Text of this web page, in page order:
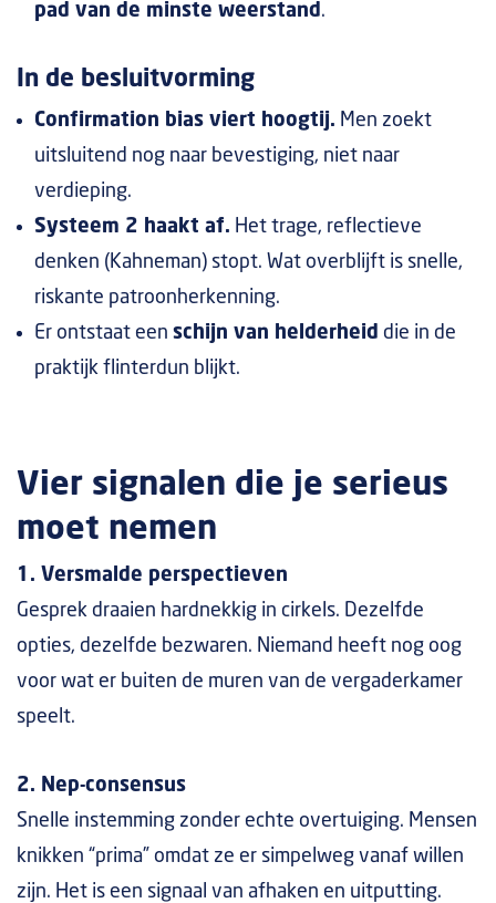
pad van de minste weerstand.
In de besluitvorming
Confirmation bias viert hoogtij. Men zoekt
uitsluitend nog naar bevestiging, niet naar
verdieping.
Systeem 2 haakt af. Het trage, reflectieve
denken (Kahneman) stopt. Wat overblijft is snelle,
riskante patroonherkenning.
Er ontstaat een schijn van helderheid die in de
praktijk flinterdun blijkt.
Vier signalen die je serieus
moet nemen
1. Versmalde perspectieven
Gesprek draaien hardnekkig in cirkels. Dezelfde
opties, dezelfde bezwaren. Niemand heeft nog oog
voor wat er buiten de muren van de vergaderkamer
speelt.
2. Nep-consensus
Snelle instemming zonder echte overtuiging. Mensen
knikken “prima” omdat ze er simpelweg vanaf willen
zijn. Het is een signaal van afhaken en uitputting.